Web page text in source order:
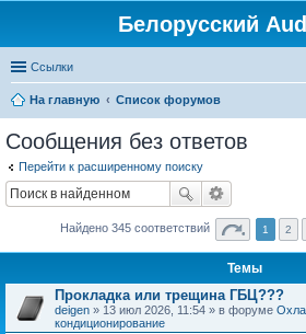
Белорусский
Ссылки
На главную
Список форумов
Сообщения без ответов
Перейти к расширенному поиску
Найдено 345 соответствий 1 2
Темы
Прокладка или трещина ГБЦ???
deigen » 13 июл 2026, 11:54 » в форуме
кондиционирование